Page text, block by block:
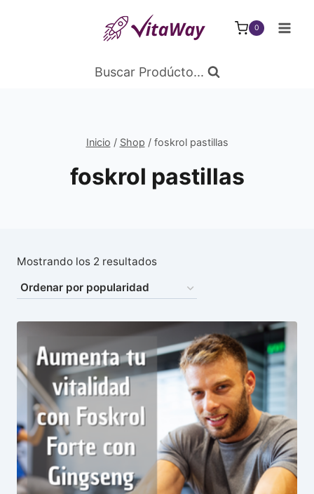
0
Buscar Prodúcto...
Inicio / Shop / foskrol pastillas
foskrol pastillas
Mostrando los 2 resultadosOrdenado
popularidad